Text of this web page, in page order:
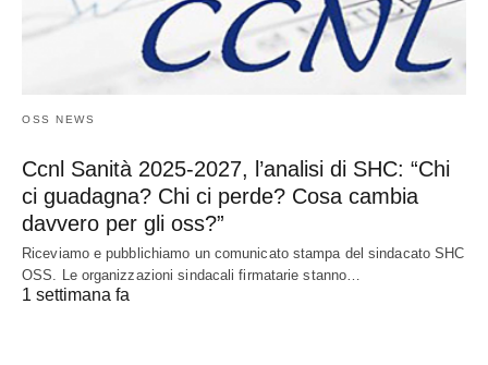
OSS NEWS
Ccnl Sanità 2025-2027, l’analisi di SHC: “Chi
ci guadagna? Chi ci perde? Cosa cambia
davvero per gli oss?”
Riceviamo e pubblichiamo un comunicato stampa del sindacato SHC
OSS. Le organizzazioni sindacali firmatarie stanno…
1 settimana fa